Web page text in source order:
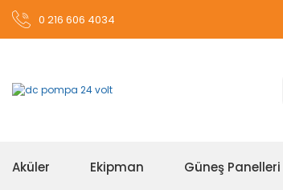
0 216 606 4034
Aküler Ekipman Güneş Panelleri